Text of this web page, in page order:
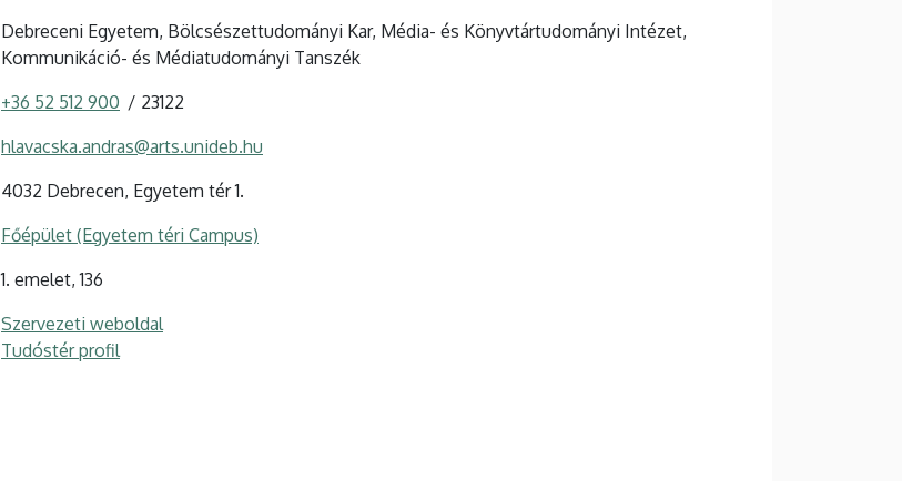
Debreceni Egyetem, Bölcsészettudományi Kar, Média- és Könyvtártudományi Intézet,
Kommunikáció- és Médiatudományi Tanszék
+36 52 512 900 23122
hlavacska.andras@arts.unideb.hu
4032 Debrecen, Egyetem tér 1.
Főépület (Egyetem téri Campus)
1. emelet, 136
Szervezeti weboldal
Tudóstér profil